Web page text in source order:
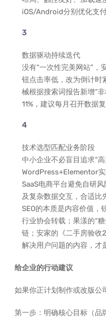
iOS/Android分别优化支
数据驱动持续迭代
没有“一次性完美网站”，
钮点击率低，改为倒计时
械根据搜索词报告新增“
11%，建议每月召开数据复
技术选型匹配业务阶段
中小企业不必盲目追求“
WordPress+Elementor
SaaS电商平台避免自研
及复杂数据交互，合适比
SEO的本质是内容价值，
行业协会转载；果漾的“
链；安家的《二手房验收
解决用户问题的内容，才
给企业的行动建议
如果你正计划制作或改版公
第一步：明确核心目标（品